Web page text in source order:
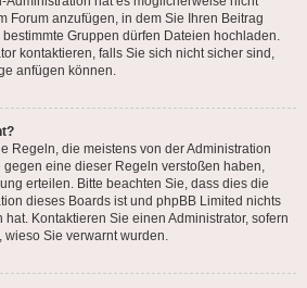
Forum anzufügen, in dem Sie Ihren Beitrag
Gruppen dürfen Dateien hochladen.
kontaktieren, falls Sie sich nicht sicher sind,
anfügen können.
Regeln, die meistens von der Administration
eine dieser Regeln verstoßen haben,
erteilen. Bitte beachten Sie, dass dies die
dieses Boards ist und phpBB Limited nichts
Kontaktieren Sie einen Administrator, sofern
Sie verwarnt wurden.